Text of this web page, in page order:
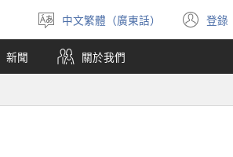
選
擇
語
言
中文繁體（廣東話） 登錄
（開
啟
視
新聞 關於我們